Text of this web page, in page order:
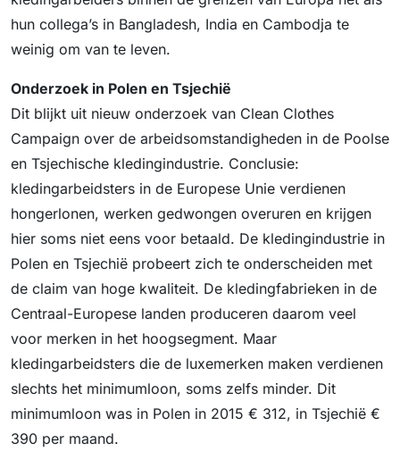
hun collega’s in Bangladesh, India en Cambodja te
weinig om van te leven.
Onderzoek in Polen en Tsjechië
Dit blijkt uit nieuw onderzoek van Clean Clothes
Campaign over de arbeidsomstandigheden in de Poolse
en Tsjechische kledingindustrie. Conclusie:
kledingarbeidsters in de Europese Unie verdienen
hongerlonen, werken gedwongen overuren en krijgen
hier soms niet eens voor betaald. De kledingindustrie in
Polen en Tsjechië probeert zich te onderscheiden met
de claim van hoge kwaliteit. De kledingfabrieken in de
Centraal-Europese landen produceren daarom veel
voor merken in het hoogsegment. Maar
kledingarbeidsters die de luxemerken maken verdienen
slechts het minimumloon, soms zelfs minder. Dit
minimumloon was in Polen in 2015 € 312, in Tsjechië €
390 per maand.